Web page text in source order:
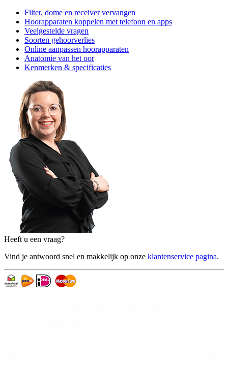
Filter, dome en receiver vervangen
Hoorapparaten koppelen met telefoon en apps
Veelgestelde vragen
Soorten gehoorverlies
Online aanpassen hoorapparaten
Anatomie van het oor
Kenmerken & specificaties
Heeft u een vraag?
Vind je antwoord snel en makkelijk op onze klantenservice pagina.